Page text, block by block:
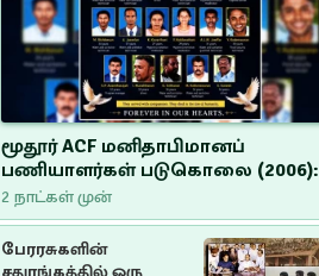
மூதூர் ACF மனிதாபிமானப்
பணியாளர்கள் படுகொலை (2006):
20 ஆண்டுகளாகியும் நீதி
மறுக்கப்பட்ட மனிதாபிமானப்
பேரவலம்
2 நாட்கள் முன்
பேரரசுகளின்